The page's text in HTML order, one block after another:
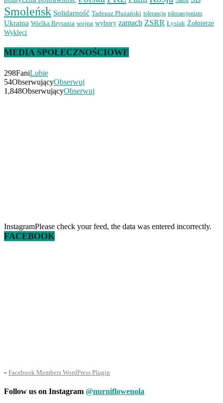
Smoleńsk Solidarność Tadeusz Płużański tolerancja tolerancjonizm
Ukraina Wielka Brytania wojna wybory zamach ZSRR Łysiak Żołnierze
Wyklęci
MEDIA SPOŁECZNOŚCIOWE
298FaniLubię
54ObserwującyObserwuj
1,848ObserwującyObserwuj
InstagramPlease check your feed, the data was entered incorrectly.
FACEBOOK
- Facebook Members WordPress Plugin
Follow us on Instagram @nurniflowenola